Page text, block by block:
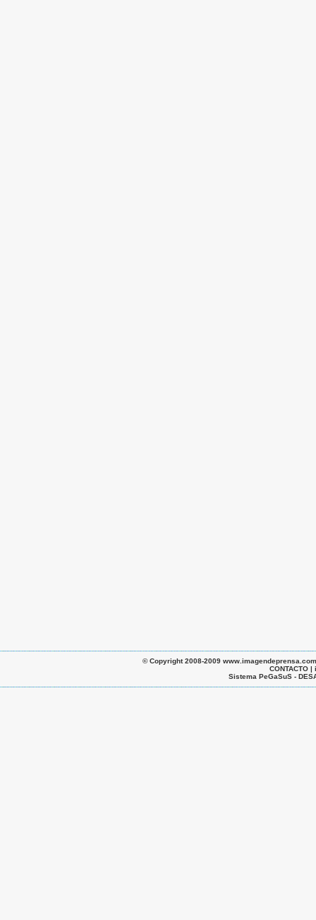
© Copyright 2008-2009
CONTACTO
Sistema PeGaSuS -